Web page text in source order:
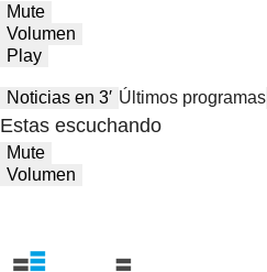
Mute
Volumen
Play
Noticias en 3′ Últimos programas
Estas escuchando
Mute
Volumen